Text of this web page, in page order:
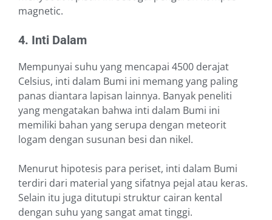
magnetic.
4. Inti Dalam
Mempunyai suhu yang mencapai 4500 derajat
Celsius, inti dalam Bumi ini memang yang paling
panas diantara lapisan lainnya. Banyak peneliti
yang mengatakan bahwa inti dalam Bumi ini
memiliki bahan yang serupa dengan meteorit
logam dengan susunan besi dan nikel.
Menurut hipotesis para periset, inti dalam Bumi
terdiri dari material yang sifatnya pejal atau keras.
Selain itu juga ditutupi struktur cairan kental
dengan suhu yang sangat amat tinggi.